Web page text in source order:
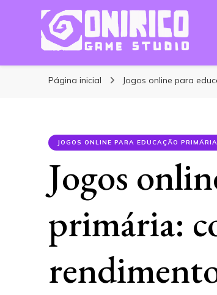
Blog Onirico
Página inicial Jogos online para
JOGOS ONLINE PARA EDUCAÇÃO PRIMÁRIA
Jogos
primária: